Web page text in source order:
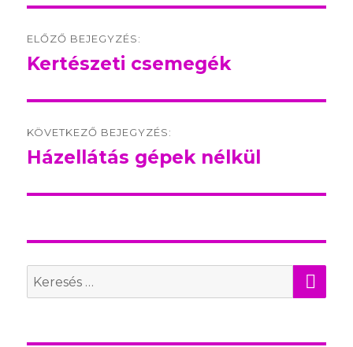
navigation
ELŐZŐ BEJEGYZÉS:
Előző
Kertészeti csemegék
KÖVETKEZŐ BEJEGYZÉS:
Következő
Házellátás gépek nélkül
Search
for: